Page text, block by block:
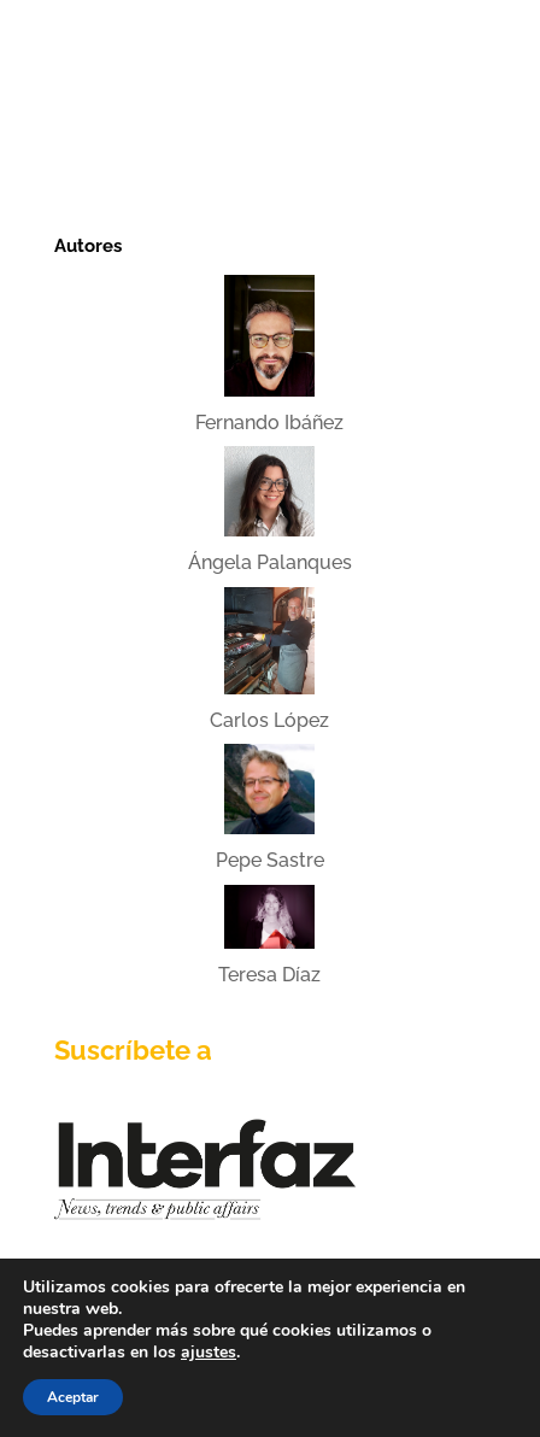
Autores
Fernando Ibáñez
Ángela Palanques
Carlos López
Pepe Sastre
Teresa Díaz
Suscríbete a
Nombre
Nombre
Utilizamos cookies para ofrecerte la mejor experiencia en
nuestra web.
Puedes aprender más sobre qué cookies utilizamos o
desactivarlas en los ajustes.
Aceptar